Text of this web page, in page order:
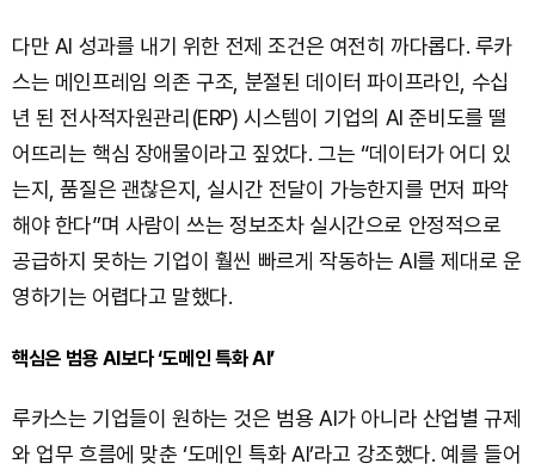
다만 AI 성과를 내기 위한 전제 조건은 여전히 까다롭다. 루카
스는 메인프레임 의존 구조, 분절된 데이터 파이프라인, 수십
년 된 전사적자원관리(ERP) 시스템이 기업의 AI 준비도를 떨
어뜨리는 핵심 장애물이라고 짚었다. 그는 “데이터가 어디 있
는지, 품질은 괜찮은지, 실시간 전달이 가능한지를 먼저 파악
해야 한다”며 사람이 쓰는 정보조차 실시간으로 안정적으로
공급하지 못하는 기업이 훨씬 빠르게 작동하는 AI를 제대로 운
영하기는 어렵다고 말했다.
핵심은 범용 AI보다 ‘도메인 특화 AI’
루카스는 기업들이 원하는 것은 범용 AI가 아니라 산업별 규제
와 업무 흐름에 맞춘 ‘도메인 특화 AI’라고 강조했다. 예를 들어